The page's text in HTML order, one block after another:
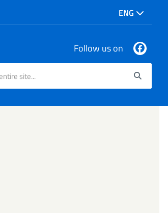
ENG
Follow us on